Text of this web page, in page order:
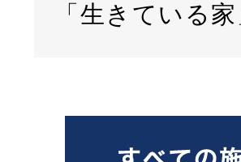
「生きている